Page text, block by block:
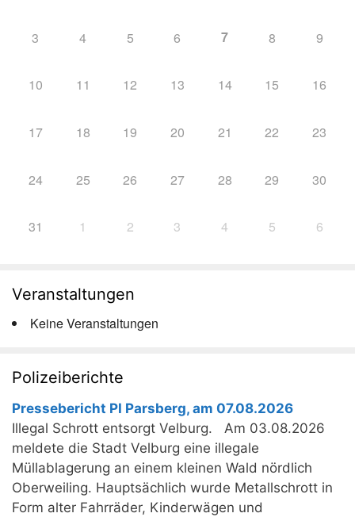
3 4 5 6 7 8 9
10 11 12 13 14 15 16
17 18 19 20 21 22 23
24 25 26 27 28 29 30
31 1 2 3 4 5 6
Veranstaltungen
Keine Veranstaltungen
Polizeiberichte
Pressebericht PI Parsberg, am 07.08.2026
Illegal Schrott entsorgt Velburg. Am 03.08.2026
meldete die Stadt Velburg eine illegale
Müllablagerung an einem kleinen Wald nördlich
Oberweiling. Hauptsächlich wurde Metallschrott in
Form alter Fahrräder, Kinderwägen und